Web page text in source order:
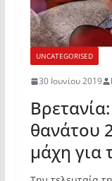
UNCATEGORISED
30 Ιουνίου 2019
θανάτου
μάχη για